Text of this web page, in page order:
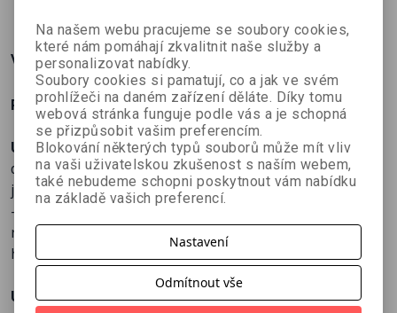
Více o knize
Pohodlné držení knih jednou rukou.
Užijte si čtení bez námahy. Držák stránek je praktický
držák na palec, který pomáhá udržet knihu otevřenou
jednou rukou. Stačí jej nasadit na palec a opřít o stránky
– kniha zůstane pohodlně rozevřená, zatímco druhou
ruku máte volnou na kávu, čaj, odpočinek nebo na
hlazení vašeho kočičího mazlíčka.
Upozornění:
Na našem webu pracujeme se soubory cookies,
které nám pomáhají zkvalitnit naše služby a
personalizovat nabídky.
Soubory cookies si pamatují, co a jak ve svém
prohlížeči na daném zařízení děláte. Díky tomu
webová stránka funguje podle vás a je schopná
se přizpůsobit vašim preferencím.
Blokování některých typů souborů může mít vliv
na vaši uživatelskou zkušenost s naším webem,
také nebudeme schopni poskytnout vám nabídku
na základě vašich preferencí.
Nastavení
Odmítnout vše